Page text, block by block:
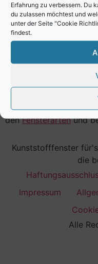
Erfahrung zu verbessern. Du
du zulassen möchtest und
unter der Seite "Cookie
findest.
Schrittfolge
Höhe, Seite,
Fazit
Bei Unsicherheit
Mehr zuFenster,
denFensterartenund
Kunststofffenster
die
Impressum
Alle